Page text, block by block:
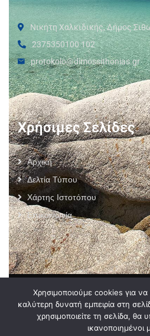
Νικήτη Χαλκιδικής, Δήμος
2375350100 102
protokolo@dimossithonias.gr
Χρήσιμες Σελίδες
Αρχική
Δελτία Τύπου
Χάρτης Ιστοτόπου
Επικοινωνία
Cookies –Όροι
Χρησιμοποιούμε cookies για
καλύτερη δυνατή εμπειρία στη
χρησιμοποιείτε τη σελίδα, θα
ικανοποιημένοι